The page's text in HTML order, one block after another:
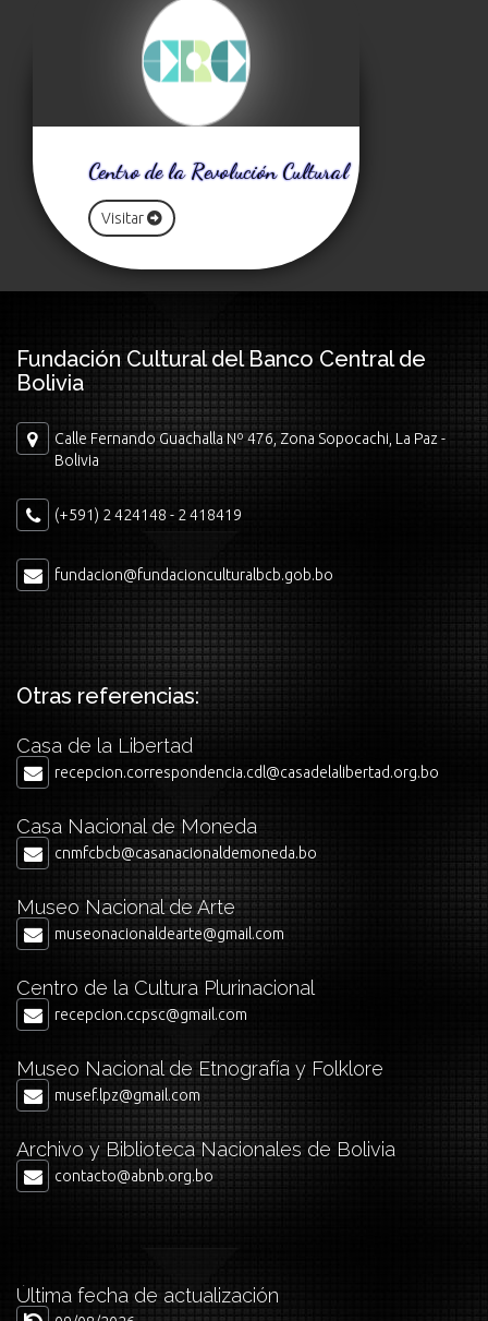
Centro de la Revolución Cultural
Visitar
Fundación Cultural del Banco Central de
Bolivia
Calle Fernando Guachalla Nº 476, Zona Sopocachi, La Paz -
Bolivia
(+591) 2 424148 - 2 418419
fundacion@fundacionculturalbcb.gob.bo
Otras referencias:
Casa de la Libertad
recepcion.correspondencia.cdl@casadelalibertad.org.bo
Casa Nacional de Moneda
cnmfcbcb@casanacionaldemoneda.bo
Museo Nacional de Arte
museonacionaldearte@gmail.com
Centro de la Cultura Plurinacional
recepcion.ccpsc@gmail.com
Museo Nacional de Etnografía y Folklore
musef.lpz@gmail.com
Archivo y Biblioteca Nacionales de Bolivia
contacto@abnb.org.bo
Última fecha de actualización